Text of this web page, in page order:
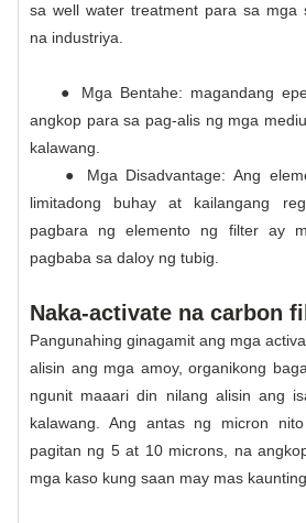
sa well water treatment para sa mga
na industriya.
● Mga Bentahe: magandang
angkop para sa pag-alis ng mga
kalawang.
● Mga Disadvantage: Ang
limitadong buhay at kailangang
pagbara ng elemento ng filter ay
pagbaba sa daloy ng tubig.
Naka-activate na carbon
Pangunahing ginagamit ang mga
alisin ang mga amoy, organikong
ngunit maaari din nilang alisin ang
kalawang. Ang antas ng micron
pagitan ng 5 at 10 microns, na
mga kaso kung saan may mas